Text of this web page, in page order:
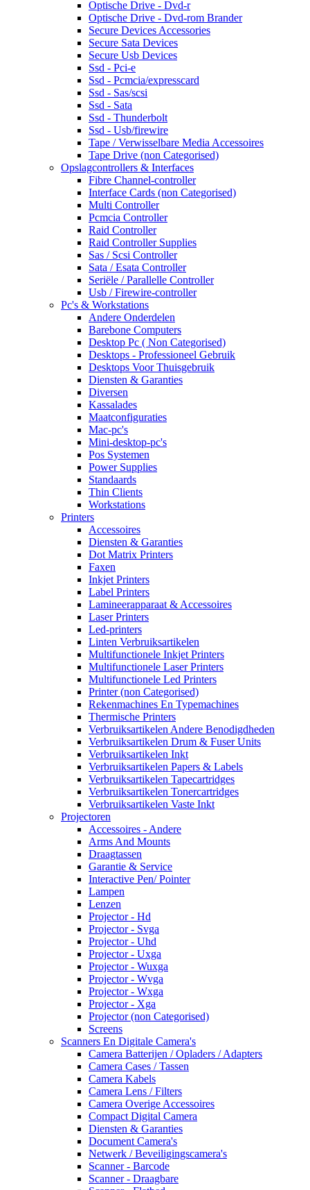
Optische Drive - Dvd-r
Optische Drive - Dvd-rom Brander
Secure Devices Accessories
Secure Sata Devices
Secure Usb Devices
Ssd - Pci-e
Ssd - Pcmcia/expresscard
Ssd - Sas/scsi
Ssd - Sata
Ssd - Thunderbolt
Ssd - Usb/firewire
Tape / Verwisselbare Media Accessoires
Tape Drive (non Categorised)
Opslagcontrollers & Interfaces
Fibre Channel-controller
Interface Cards (non Categorised)
Multi Controller
Pcmcia Controller
Raid Controller
Raid Controller Supplies
Sas / Scsi Controller
Sata / Esata Controller
Seriële / Parallelle Controller
Usb / Firewire-controller
Pc's & Workstations
Andere Onderdelen
Barebone Computers
Desktop Pc ( Non Categorised)
Desktops - Professioneel Gebruik
Desktops Voor Thuisgebruik
Diensten & Garanties
Diversen
Kassalades
Maatconfiguraties
Mac-pc's
Mini-desktop-pc's
Pos Systemen
Power Supplies
Standaards
Thin Clients
Workstations
Printers
Accessoires
Diensten & Garanties
Dot Matrix Printers
Faxen
Inkjet Printers
Label Printers
Lamineerapparaat & Accessoires
Laser Printers
Led-printers
Linten Verbruiksartikelen
Multifunctionele Inkjet Printers
Multifunctionele Laser Printers
Multifunctionele Led Printers
Printer (non Categorised)
Rekenmachines En Typemachines
Thermische Printers
Verbruiksartikelen Andere Benodigdheden
Verbruiksartikelen Drum & Fuser Units
Verbruiksartikelen Inkt
Verbruiksartikelen Papers & Labels
Verbruiksartikelen Tapecartridges
Verbruiksartikelen Tonercartridges
Verbruiksartikelen Vaste Inkt
Projectoren
Accessoires - Andere
Arms And Mounts
Draagtassen
Garantie & Service
Interactive Pen/ Pointer
Lampen
Lenzen
Projector - Hd
Projector - Svga
Projector - Uhd
Projector - Uxga
Projector - Wuxga
Projector - Wvga
Projector - Wxga
Projector - Xga
Projector (non Categorised)
Screens
Scanners En Digitale Camera's
Camera Batterijen / Opladers / Adapters
Camera Cases / Tassen
Camera Kabels
Camera Lens / Filters
Camera Overige Accessoires
Compact Digital Camera
Diensten & Garanties
Document Camera's
Netwerk / Beveiligingscamera's
Scanner - Barcode
Scanner - Draagbare